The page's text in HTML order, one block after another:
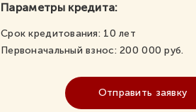
Параметры кредита:
Срок кредитования: 10 лет
Первоначальный взнос: 200 000 руб.
Отправить заявку